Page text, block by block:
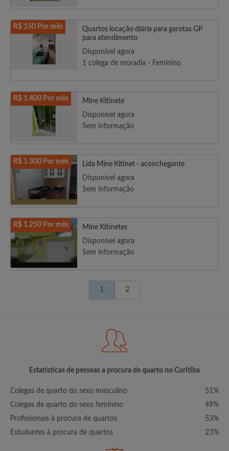
R$ 150 Por mês
Quartos locação diária para garotas GP
para atendimento
Disponível agora
1 colega de moradia - Feminino
R$ 1.400 Por mês
Mine Kitinete
Disponível agora
Sem informação
R$ 1.300 Por mês
Lida Mine Kitinet - aconchegante
Disponível agora
Sem informação
R$ 1.250 Por mês
Mine Kitinetes
Disponível agora
Sem informação
1 2
Estatísticas de pessoas a procura de quarto no Curitiba
Colegas de quarto do sexo masculino
51%
Colegas de quarto do sexo feminino
49%
Profissionais à procura de quartos
53%
Estudantes à procura de quartos
23%